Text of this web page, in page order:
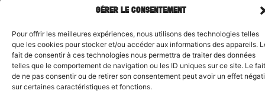
GÉRER LE CONSENTEMENT
Pour offrir les meilleures expériences, nous utilisons des technologies telles
que les cookies pour stocker et/ou accéder aux informations des appareils.
fait de consentir à ces technologies nous permettra de traiter des données
telles que le comportement de navigation ou les ID uniques sur ce site. Le fait
de ne pas consentir ou de retirer son consentement peut avoir un effet
sur certaines caractéristiques et fonctions.
de devis
Mentions légales| Propulsé parCYL&COM